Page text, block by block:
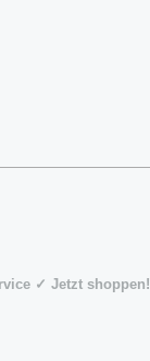
✓ Jetzt shoppen!